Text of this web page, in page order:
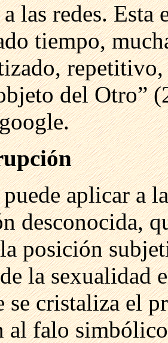
a las redes.
tiempo,
del Otro”
aplicar a
desconocida,
posición
la sexualidad
se cristaliza el
al falo